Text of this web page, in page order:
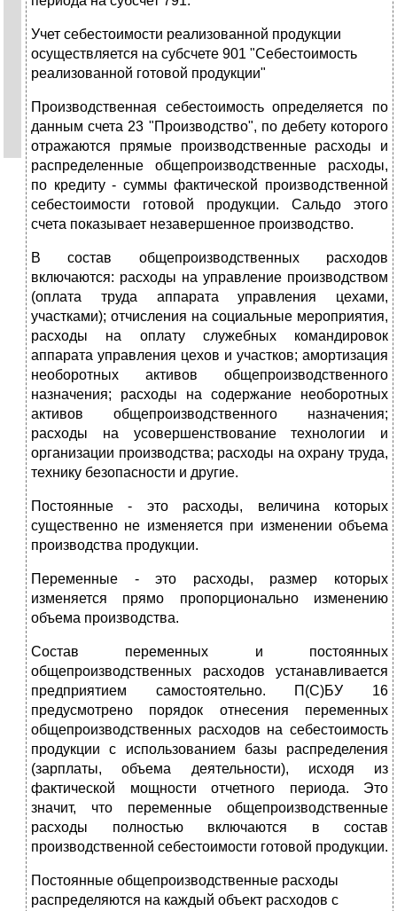
Учет себестоимости реализованной продукции
осуществляется на субсчете 901 "Себестоимость
реализованной готовой продукции"
Производственная себестоимость определяется по
данным счета 23 "Производство", по дебету которого
отражаются прямые производственные расходы и
распределенные общепроизводственные расходы,
по кредиту - суммы фактической производственной
себестоимости готовой продукции. Сальдо этого
счета показывает незавершенное производство.
В состав общепроизводственных расходов
включаются: расходы на управление производством
(оплата труда аппарата управления цехами,
участками); отчисления на социальные мероприятия,
расходы на оплату служебных командировок
аппарата управления цехов и участков; амортизация
необоротных активов общепроизводственного
назначения; расходы на содержание необоротных
активов общепроизводственного назначения;
расходы на усовершенствование технологии и
организации производства; расходы на охрану труда,
технику безопасности и другие.
Постоянные - это расходы, величина которых
существенно не изменяется при изменении объема
производства продукции.
Переменные - это расходы, размер которых
изменяется прямо пропорционально изменению
объема производства.
Состав переменных и постоянных
общепроизводственных расходов устанавливается
предприятием самостоятельно. П(С)БУ 16
предусмотрено порядок отнесения переменных
общепроизводственных расходов на себестоимость
продукции с использованием базы распределения
(зарплаты, объема деятельности), исходя из
фактической мощности отчетного периода. Это
значит, что переменные общепроизводственные
расходы полностью включаются в состав
производственной себестоимости готовой продукции.
Постоянные общепроизводственные расходы
распределяются на каждый объект расходов с